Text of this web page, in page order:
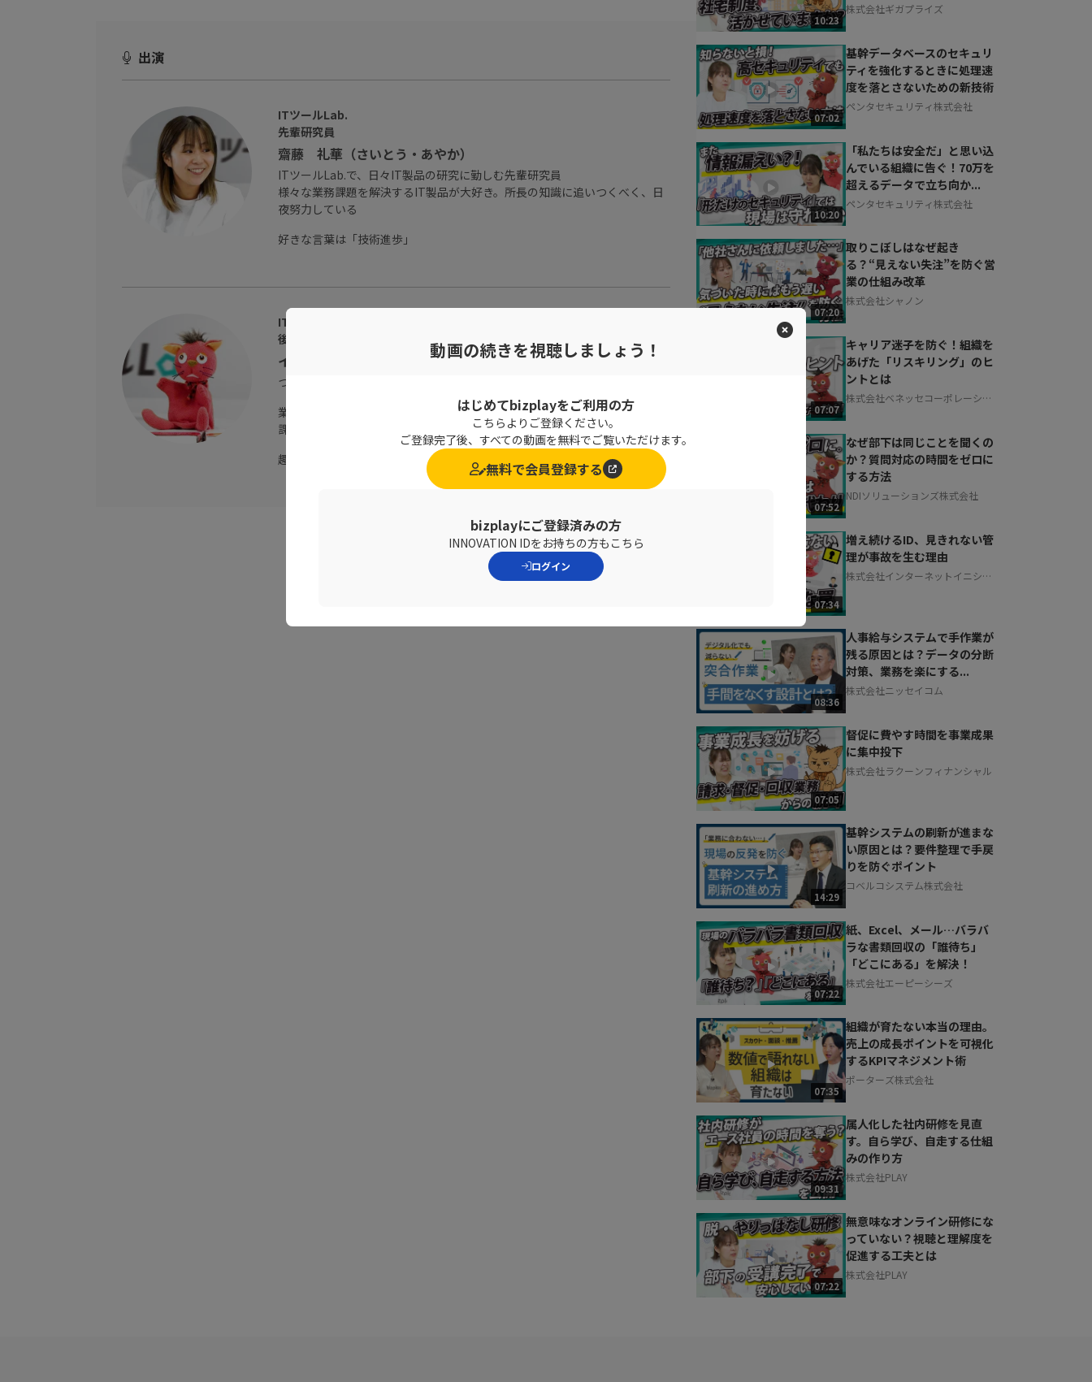
出演
ITツールLab.
先輩研究員
齋藤 礼華（さいとう・あやか）
ITツールLab.で、日々IT製品の研究に勤しむ先輩研究員
様々な業務課題を解決するIT製品が大好き。所長の知識に追いつくべく、日
夜努力している
好きな言葉は「技術進歩」
ITツールLab.
後輩研究員
イトー
つい最近ITツールLab.に入所した、新人研究員
業務課題に悩みがち
課題を解決するためにIT製品について勉強中
趣味は、読書・ネットサーフィン
10:23
株式会社ギガプライズ
07:02
基幹データベースのセキュリ
ティを強化するときに処理速
度を落とさないための新技術
ペンタセキュリティ株式会社
10:20
「私たちは安全だ」と思い込
んでいる組織に告ぐ！70万を
超えるデータで立ち向か...
ペンタセキュリティ株式会社
07:20
取りこぼしはなぜ起き
る？“見えない失注”を防ぐ営
業の仕組み改革
株式会社シャノン
07:07
キャリア迷子を防ぐ！組織を
あげた「リスキリング」のヒ
ントとは
株式会社ベネッセコーポレーショ
07:52
なぜ部下は同じことを聞くの
か？質問対応の時間をゼロに
する方法
NDIソリューションズ株式会社
07:34
増え続けるID、見きれない管
理が事故を生む理由
株式会社インターネットイニシア
08:36
人事給与システムで手作業が
残る原因とは？データの分断
対策、業務を楽にする...
株式会社ニッセイコム
07:05
督促に費やす時間を事業成果
に集中投下
株式会社ラクーンフィナンシャル
14:29
基幹システムの刷新が進まな
い原因とは？要件整理で手戻
りを防ぐポイント
コベルコシステム株式会社
07:22
紙、Excel、メール…バラバ
ラな書類回収の「誰待ち」
「どこにある」を解決！
株式会社エーピーシーズ
07:35
組織が育たない本当の理由。
売上の成長ポイントを可視化
するKPIマネジメント術
ポーターズ株式会社
09:31
属人化した社内研修を見直
す。自ら学び、自走する仕組
みの作り方
株式会社PLAY
07:22
無意味なオンライン研修にな
っていない？視聴と理解度を
促進する工夫とは
株式会社PLAY
動画の続きを視聴しましょう！
はじめてbizplayをご利用の方
こちらよりご登録ください。
ご登録完了後、すべての動画を無料でご覧いただけます。
無料で会員登録する
bizplayにご登録済みの方
INNOVATION IDをお持ちの方もこちら
ログイン